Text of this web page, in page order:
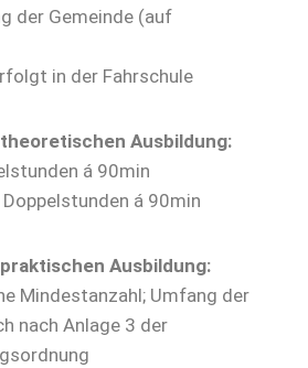
der Gemeinde (auf
in der Fahrschule
Ausbildung:
á 90min
á 90min
Ausbildung:
Mindestanzahl; Umfang der
nach Anlage 3 der